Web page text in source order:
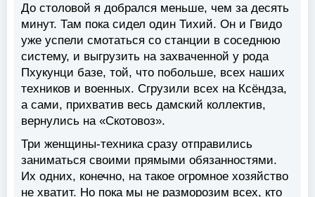
До столовой я добрался меньше, чем за десять
минут. Там пока сидел один Тихий. Он и Гвидо
уже успели смотаться со станции в соседнюю
систему, и выгрузить на захваченной у рода
Пхукунци базе, той, что побольше, всех наших
техников и военных. Сгрузили всех на Ксёндза,
а сами, прихватив весь дамский коллектив,
вернулись на «Скотовоз».
Три женщины-техника сразу отправились
заниматься своими прямыми обязанностями.
Их одних, конечно, на такое огромное хозяйство
не хватит. Но пока мы не разморозим всех, кто